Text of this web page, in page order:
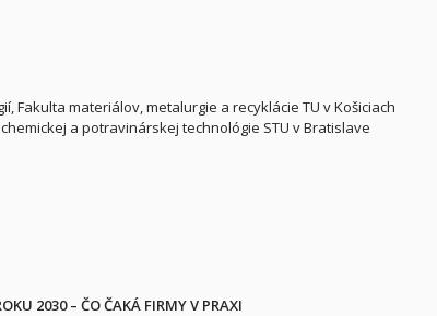
Fakulta materiálov, metalurgie a recyklácie TU v Košiciach
a potravinárskej technológie STU v Bratislave
2030 – ČO ČAKÁ FIRMY V PRAXI